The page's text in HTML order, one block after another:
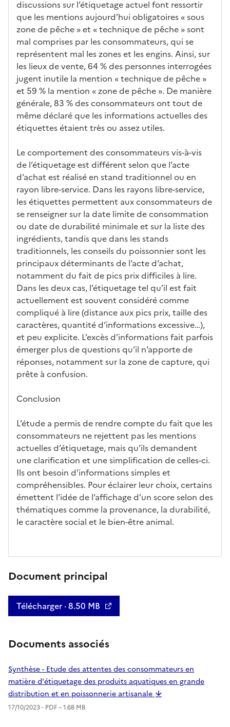
discussions sur l’étiquetage actuel font ressortir
que les mentions aujourd’hui obligatoires « sous
zone de pêche » et « technique de pêche » sont
mal comprises par les consommateurs, qui se
représentent mal les zones et les engins. Ainsi, sur
les lieux de vente, 64 % des personnes interrogées
jugent inutile la mention « technique de pêche »
et 59 % la mention « zone de pêche ». De manière
générale, 83 % des consommateurs ont tout de
même déclaré que les informations actuelles des
étiquettes étaient très ou assez utiles.
Le comportement des consommateurs vis-à-vis
de l’étiquetage est différent selon que l’acte
d’achat est réalisé en stand traditionnel ou en
rayon libre-service. Dans les rayons libre-service,
les étiquettes permettent aux consommateurs de
se renseigner sur la date limite de consommation
ou date de durabilité minimale et sur la liste des
ingrédients, tandis que dans les stands
traditionnels, les conseils du poissonnier sont les
principaux déterminants de l’acte d’achat,
notamment du fait de pics prix difficiles à lire.
Dans les deux cas, l’étiquetage tel qu’il est fait
actuellement est souvent considéré comme
compliqué à lire (distance aux pics prix, taille des
caractères, quantité d’informations excessive…),
et peu explicite. L’excès d’informations fait parfois
émerger plus de questions qu’il n’apporte de
réponses, notamment sur la zone de capture, qui
prête à confusion.
Conclusion
L’étude a permis de rendre compte du fait que les
consommateurs ne rejettent pas les mentions
actuelles d’étiquetage, mais qu’ils demandent
une clarification et une simplification de celles-ci.
Ils ont besoin d’informations simples et
compréhensibles. Pour éclairer leur choix, certains
émettent l’idée de l’affichage d’un score selon des
thématiques comme la provenance, la durabilité,
le caractère social et le bien-être animal.
Document principal
Télécharger · 8.50 MB
Documents associés
Synthèse - Etude des attentes des consommateurs en
matière d'étiquetage des produits aquatiques en grande
distribution et en poissonnerie artisanale
17/10/2023 - PDF– 1.68 MB